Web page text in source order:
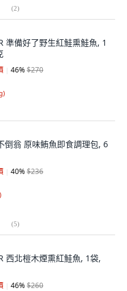
(2)
準備好了野生紅鮭熏鮭魚, 1
46%$270
)
倒翁 原味鮪魚即食調理包, 6
40%$236
)
(5)
西北榿木煙熏紅鮭魚, 1袋,
46%$260